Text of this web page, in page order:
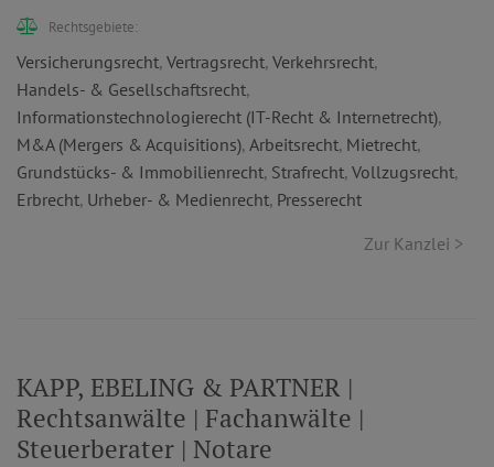
Rechtsgebiete:
Versicherungsrecht, Vertragsrecht, Verkehrsrecht,
Handels- & Gesellschaftsrecht,
Informationstechnologierecht (IT-Recht & Internetrecht),
M&A (Mergers & Acquisitions), Arbeitsrecht, Mietrecht,
Grundstücks- & Immobilienrecht, Strafrecht, Vollzugsrecht,
Erbrecht, Urheber- & Medienrecht, Presserecht
Zur Kanzlei >
KAPP, EBELING & PARTNER |
Rechtsanwälte | Fachanwälte |
Steuerberater | Notare